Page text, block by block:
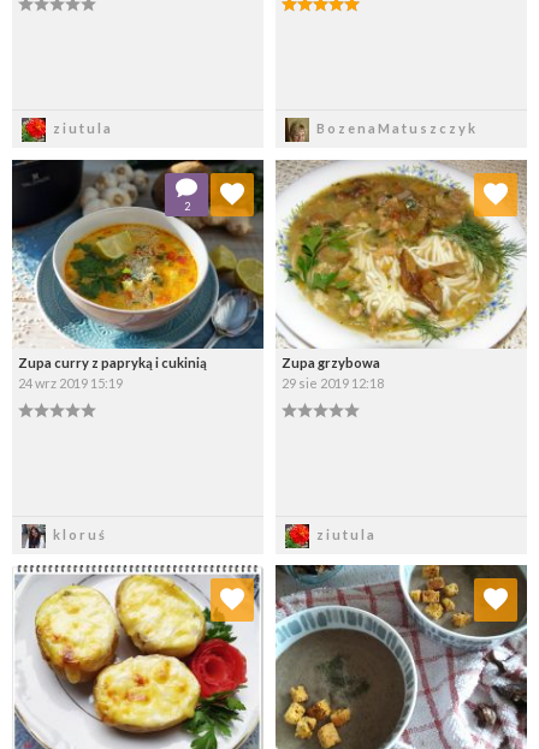
ziutula BozenaMatuszczyk
Zupa curry z papryką i cukinią
24 wrz 2019 15:19
kloruś
2
Dodaj do ulubionych
Wybierz listę:
Zupa grzybowa
29 sie 2019 12:18
ziutula
Dodaj do ulubionych
Wybierz listę:
Dodaj do ulubionych
Wybierz listę:
Dodaj do ulubionych
Wybierz listę: